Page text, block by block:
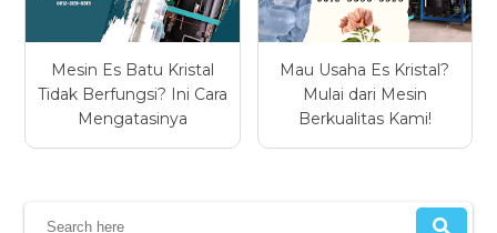
Mesin Es Batu Kristal
Tidak Berfungsi? Ini Cara
Mengatasinya
Mau Usaha Es Kristal?
Mulai dari Mesin
Berkualitas Kami!